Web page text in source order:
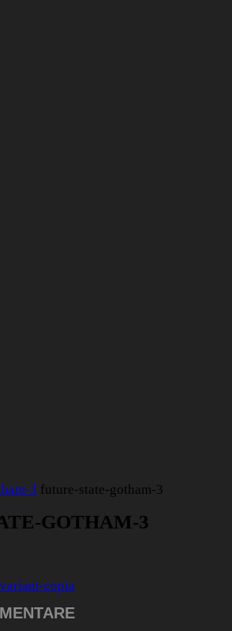
3 future-state-gotham-3
GOTHAM-3